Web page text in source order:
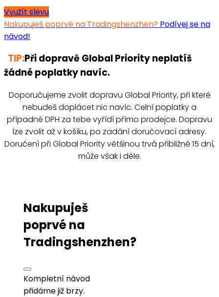
Využít slevu
Nakupuješ poprvé na Tradingshenzhen? Podívej se na
návod!
TIP:Při dopravě Global Priority neplatíš
žádné poplatky navíc.
Doporučujeme zvolit dopravu Global Priority, při které
nebudeš doplácet nic navíc. Celní poplatky a
případné DPH za tebe vyřídí přímo prodejce. Dopravu
lze zvolit až v košíku, po zadání doručovací adresy.
Doručení při Global Priority většinou trvá přibližně 15 dní,
může však i déle.
Nakupuješ
poprvé na
Tradingshenzhen?
Kompletní návod
přidáme již brzy.